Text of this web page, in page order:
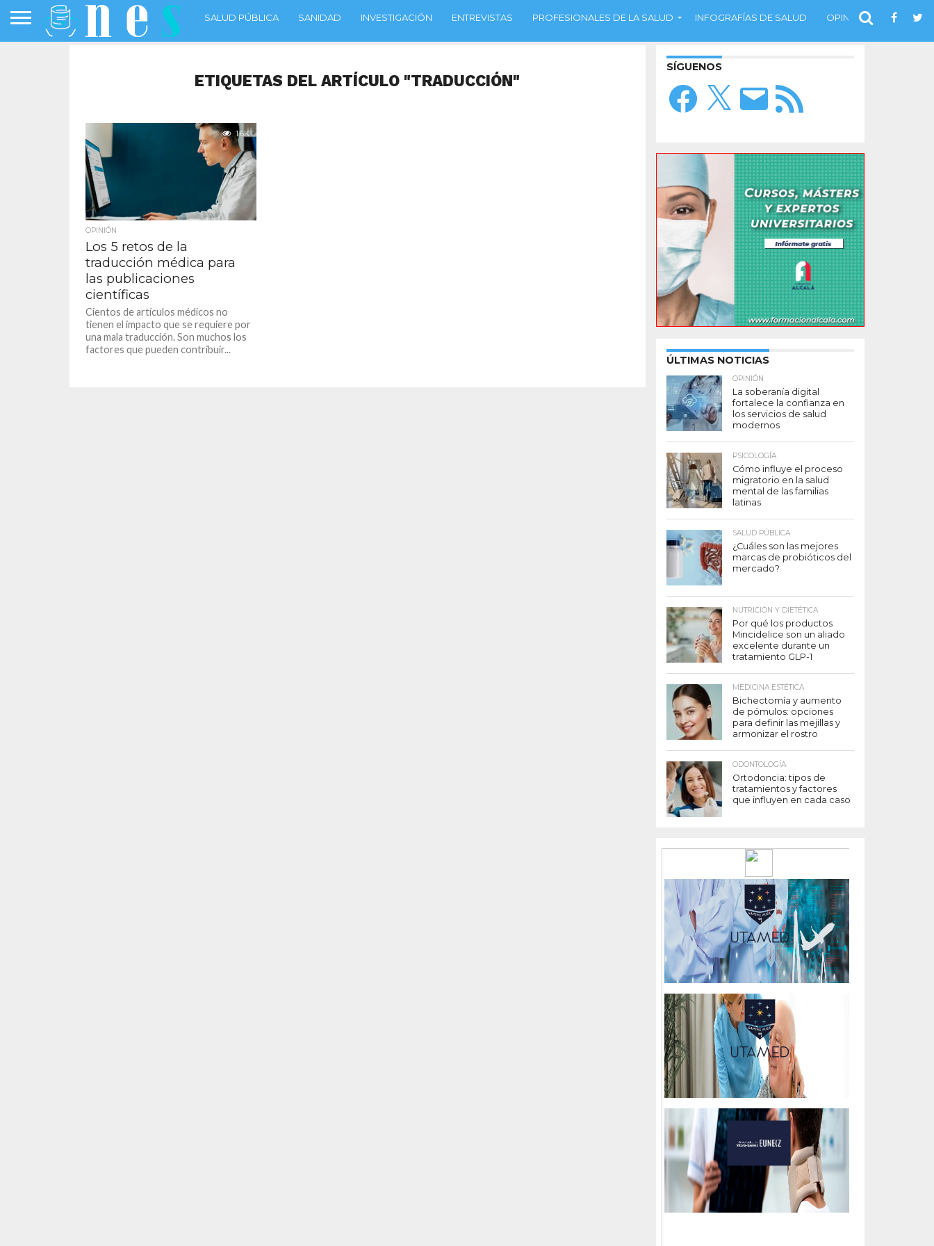
SALUD PÚBLICA SANIDAD INVESTIGACIÓN ENTREVISTAS PROFESIONALES DE LA SALUD INFOGRAFÍAS DE SALUD OPINIÓN
ETIQUETAS DEL ARTÍCULO "TRADUCCIÓN"
1.6K
OPINIÓN
Los 5 retos de la
traducción médica para
las publicaciones
científicas
Cientos de artículos médicos no
tienen el impacto que se requiere por
una mala traducción. Son muchos los
factores que pueden contribuir...
SÍGUENOS
Facebook
X
Correo
electrónico
Feed
RSS
ÚLTIMAS NOTICIAS
OPINIÓN
La soberanía digital
fortalece la confianza en
los servicios de salud
modernos
PSICOLOGÍA
Cómo influye el proceso
migratorio en la salud
mental de las familias
latinas
SALUD PÚBLICA
¿Cuáles son las mejores
marcas de probióticos del
mercado?
NUTRICIÓN Y DIETÉTICA
Por qué los productos
Mincidelice son un aliado
excelente durante un
tratamiento GLP-1
MEDICINA ESTÉTICA
Bichectomía y aumento
de pómulos: opciones
para definir las mejillas y
armonizar el rostro
ODONTOLOGÍA
Ortodoncia: tipos de
tratamientos y factores
que influyen en cada caso